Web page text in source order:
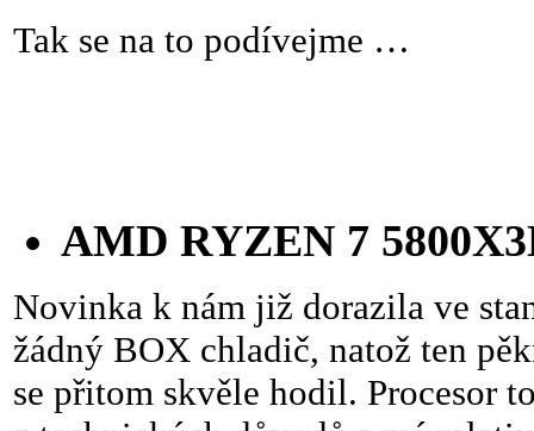
Tak se na to podívejme …
AMD RYZEN 7
Novinka k nám již dorazila ve
žádný BOX chladič, natož ten
se přitom skvěle hodil. Procesor